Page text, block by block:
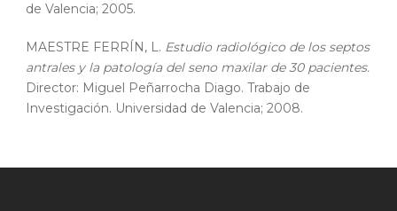
de Valencia; 2005.
MAESTRE FERRÍN, L. Estudio radiológico de los septos
antrales y la patología del seno maxilar de 30 pacientes.
Director: Miguel Peñarrocha Diago. Trabajo de
Investigación. Universidad de Valencia; 2008.